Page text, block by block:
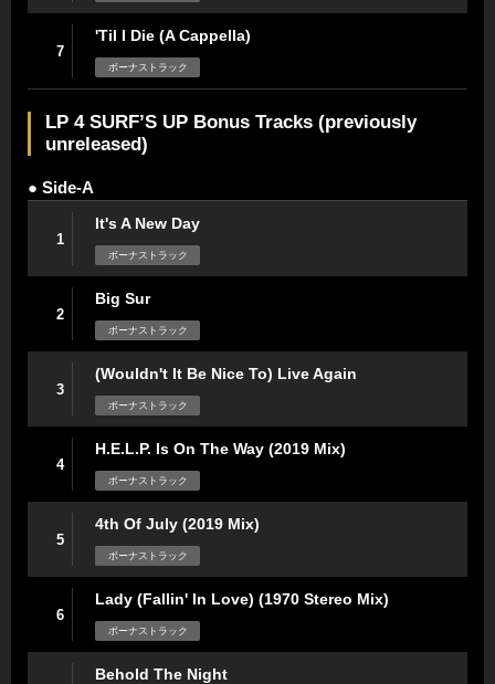
7
'Til I Die (A Cappella)
ボーナストラック
LP 4 SURF’S UP Bonus Tracks (previously
unreleased)
● Side-A
1
It's A New Day
ボーナストラック
2
Big Sur
ボーナストラック
3
(Wouldn't It Be Nice To) Live Again
ボーナストラック
4
H.E.L.P. Is On The Way (2019 Mix)
ボーナストラック
5
4th Of July (2019 Mix)
ボーナストラック
6
Lady (Fallin' In Love) (1970 Stereo Mix)
ボーナストラック
Behold The Night